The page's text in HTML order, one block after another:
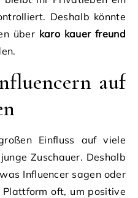
Deshalb könnte
über karo kauer freund
auf
Einfluss auf viele
Zuschauer. Deshalb
Influencer sagen oder
oft, um positive